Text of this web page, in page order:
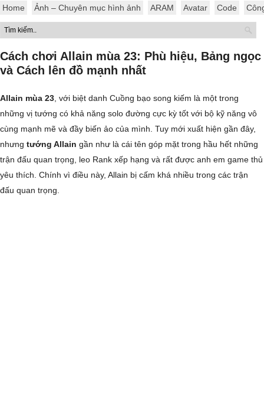
Home Ảnh – Chuyên mục hình ảnh ARAM Avatar Code
Cách chơi Allain mùa 23: Phù hiệu, Bảng ngọc
và Cách lên đồ mạnh nhất
Allain mùa 23 , với biệt danh Cuồng bạo song kiếm là một trong
những vị tướng có khả năng solo đường cực kỳ tốt với bộ kỹ năng vô
cùng mạnh mẽ và đầy biến ảo của mình. Tuy mới xuất hiện gần đây,
nhưng tướng Allain gần như là cái tên góp mặt trong hầu hết những
trận đấu quan trọng, leo Rank xếp hạng và rất được anh em game thủ
yêu thích. Chính vì điều này, Allain bị cấm khá nhiều trong các trận
đấu quan trọng.